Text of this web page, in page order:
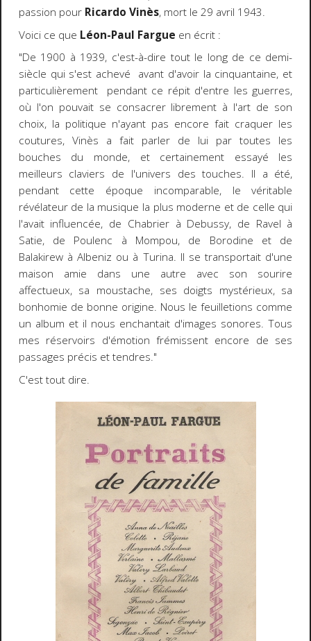
passion pour Ricardo Vinès, mort le 29 avril 1943.
Voici ce que Léon-Paul Fargue en écrit :
"De 1900 à 1939, c'est-à-dire tout le long de ce demi-
siècle qui s'est achevé avant d'avoir la cinquantaine, et
particulièrement pendant ce répit d'entre les guerres,
où l'on pouvait se consacrer librement à l'art de son
choix, la politique n'ayant pas encore fait craquer les
coutures, Vinès a fait parler de lui par toutes les
bouches du monde, et certainement essayé les
meilleurs claviers de l'univers des touches. Il a été,
pendant cette époque incomparable, le véritable
révélateur de la musique la plus moderne et de celle qui
l'avait influencée, de Chabrier à Debussy, de Ravel à
Satie, de Poulenc à Mompou, de Borodine et de
Balakirew à Albeniz ou à Turina. Il se transportait d'une
maison amie dans une autre avec son sourire
affectueux, sa moustache, ses doigts mystérieux, sa
bonhomie de bonne origine. Nous le feuilletions comme
un album et il nous enchantait d'images sonores. Tous
mes réservoirs d'émotion frémissent encore de ses
passages précis et tendres."
C'est tout dire.